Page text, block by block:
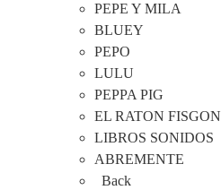
PEPE Y MILA
BLUEY
PEPO
LULU
PEPPA PIG
EL RATON FISGON
LIBROS SONIDOS
ABREMENTE
Back